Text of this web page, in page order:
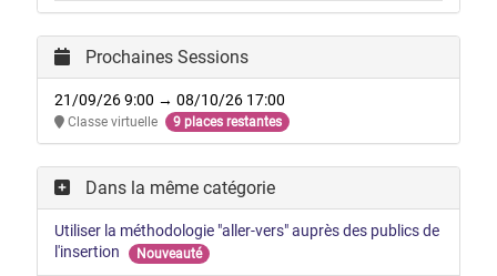
Prochaines Sessions
21/09/26 9:00 → 08/10/26 17:00
Classe virtuelle 9 places restantes
Dans la même catégorie
Utiliser la méthodologie "aller-vers" auprès des publics de
l'insertion
Nouveauté